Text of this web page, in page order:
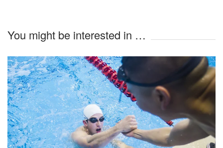
You might be interested in …